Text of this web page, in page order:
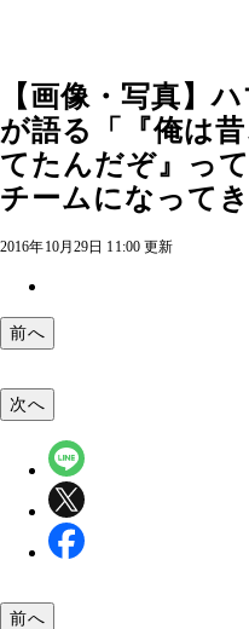
【画像・写真】
が語る「『俺は
てたんだぞ』っ
チームになって
2016年10月29日 11:00 更新
前へ
次へ
前へ